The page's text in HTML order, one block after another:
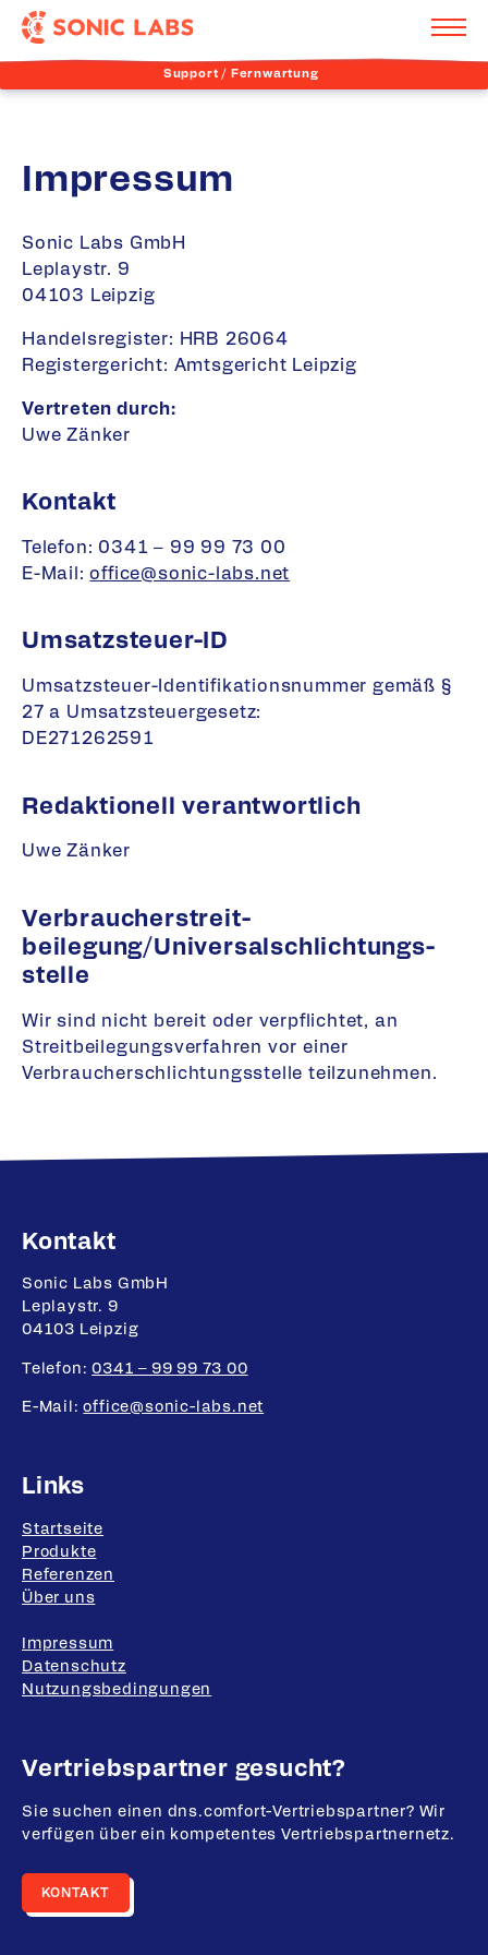
Support / Fernwartung
Impressum
Sonic Labs GmbH
Leplaystr. 9
04103 Leipzig
Handelsregister: HRB 26064
Registergericht: Amtsgericht Leipzig
Vertreten durch:
Uwe Zänker
Kontakt
Telefon: 0341 – 99 99 73 00
E-Mail:office@sonic-labs.net
Umsatzsteuer-ID
Umsatzsteuer-Identifikationsnummer gemäß §
27 a Umsatzsteuergesetz:
DE271262591
Redaktionell verantwortlich
Uwe Zänker
Verbraucher­­streit­
beilegung/Universal­­schlichtungs­
stelle
Wir sind nicht bereit oder verpflichtet, an
Streitbeilegungsverfahren vor einer
Verbraucher­schlichtungsstelle teilzunehmen.
Fußbereich-Informationen
Kontakt
Sonic Labs GmbH
Leplaystr. 9
04103 Leipzig
Telefon:0341 – 99 99 73 00
E-Mail:office@sonic-labs.net
Links
Startseite
Produkte
Referenzen
Über uns
Impressum
Datenschutz
Nutzungsbedingungen
Vertriebspartner gesucht?
Sie suchen einen dns.comfort-Vertriebspartner? Wir
verfügen über ein kompetentes Vertriebspartnernetz.
KONTAKT